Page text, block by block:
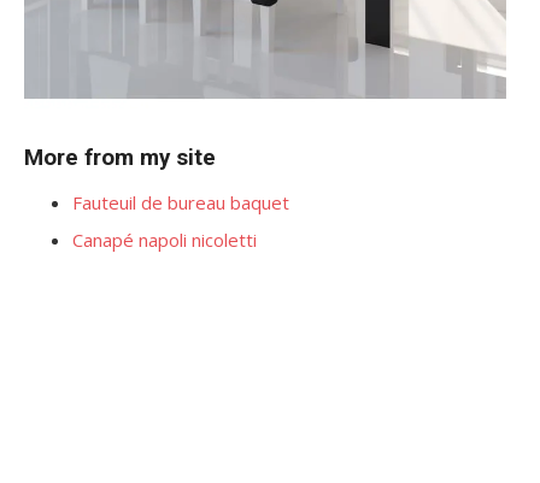
More from my site
Fauteuil de bureau baquet
Canapé napoli nicoletti